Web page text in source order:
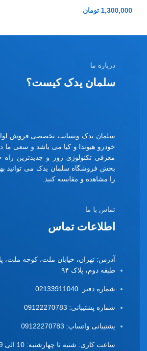
1,300,000 تومان
درباره ما
سلمان یدک کیست؟
سلمان یدک وبسایت تخصصی فروش
خودرو هیوندا و کیا می باشد و سعی ما
معرفی تکنولوژی روز و جدیدترین
بخش فروشگاه سلمان یدک می توانید
را مشاهده و مقایسه کنید.
تماس با ما
اطلاعات تماس
آدرس: تهران، خیابان ملت، کوچه ملت،
طبقه دوم، پلاک ۹۴
شماره دفتر: 02133911040
شماره پشتیبانی: 09122270783
پشتیبانی واتساپ: 09122270783